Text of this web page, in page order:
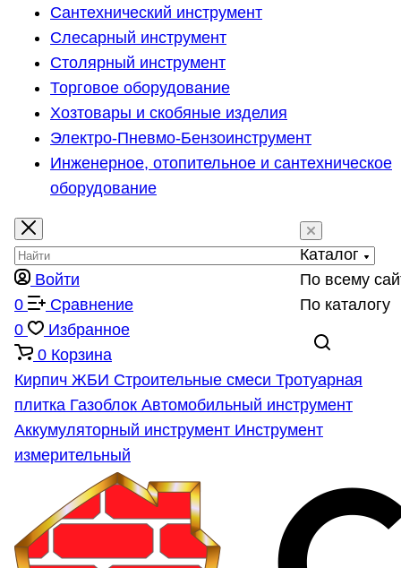
Сантехнический инструмент
Слесарный инструмент
Столярный инструмент
Торговое оборудование
Хозтовары и скобяные изделия
Электро-Пневмо-Бензоинструмент
Инженерное, отопительное и сантехническое
оборудование
Каталог
По всему
По каталогу
Войти
0
Сравнение
0
Избранное
0 Корзина
Кирпич ЖБИ Строительные смеси Тротуарная
плитка Газоблок Автомобильный инструмент
Аккумуляторный инструмент Инструмент
измерительный